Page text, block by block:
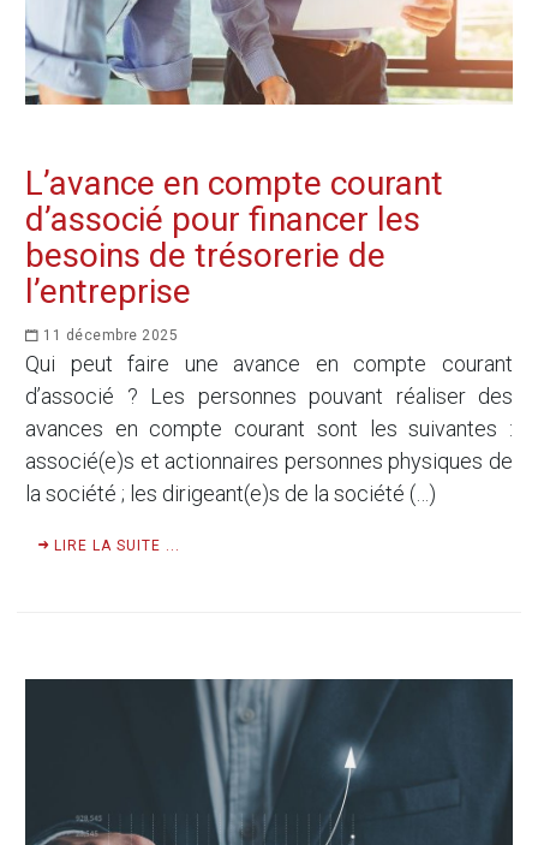
L’avance en compte courant
d’associé pour financer les
besoins de trésorerie de
l’entreprise
11 décembre 2025
Qui peut faire une avance en compte courant
d’associé ? Les personnes pouvant réaliser des
avances en compte courant sont les suivantes :
associé(e)s et actionnaires personnes physiques de
la société ; les dirigeant(e)s de la société (…)
LIRE LA SUITE ...